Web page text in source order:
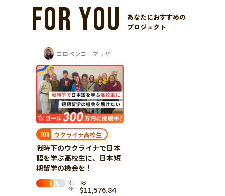
FOR YOU
あなたにおすすめの
プロジェクト
コロペンコ マリヤ
FOR ウクライナ高校生
戦時下のウクライナで日本
語を学ぶ高校生に、日本短
期留学の機会を！
60% 現
在
≈
$11,576.84